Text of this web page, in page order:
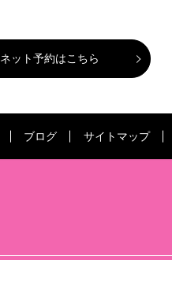
ネット予約はこちら
ブログ サイトマップ